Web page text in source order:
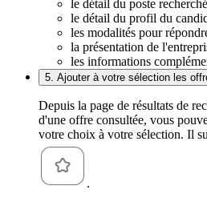
le détail du poste
le détail du profil du
les modalités pour
la présentation de
les informations
5. Ajouter à votre sélection les
Depuis la page de résultats de
d'une offre consultée, vous
votre choix à votre sélection. Il
.